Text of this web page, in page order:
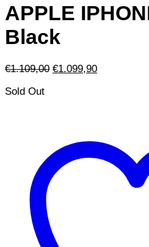
APPLE
Black
€1.109,00 Il
€1.099,90Il
Sold Out